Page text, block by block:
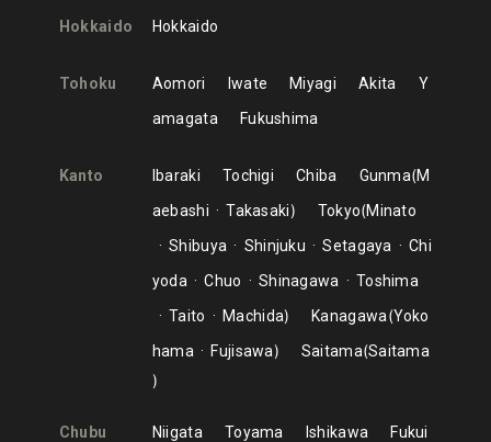
Hokkaido Hokkaido
Tohoku Aomori Iwate Miyagi Akita
Y
amagata
Fukushima
Kanto Ibaraki Tochigi Chiba Gunma M
aebashi
Takasaki Tokyo Minato
Shibuya
Shinjuku Setagaya
Chi
yoda
Chuo Shinagawa
Toshima
Taito
Machida Kanagawa Yoko
hama
Fujisawa Saitama Saitama
Chubu Niigata Toyama Ishikawa
Fukui